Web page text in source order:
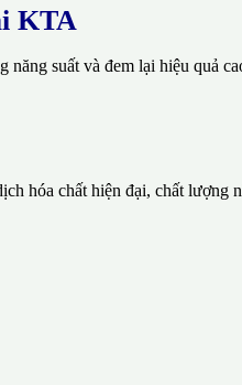
KTA
suất và đem lại hiệu quả
hóa chất hiện đại, chất lượng